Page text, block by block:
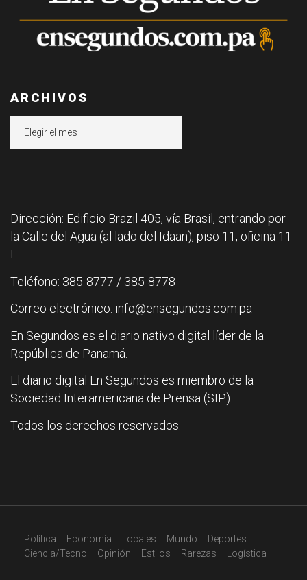
ARCHIVOS
Dirección: Edificio Brazil 405, vía Brasil, entrando por
la Calle del Agua (al lado del Idaan), piso 11, oficina 11
F.
Teléfono: 385-8777 / 385-8778
Correo electrónico: info@ensegundos.com.pa
En Segundos es el diario nativo digital líder de la
República de Panamá.
El diario digital En Segundos es miembro de la
Sociedad Interamericana de Prensa (SIP).
Todos los derechos reservados.
Política Economía Locales Mundo
Deportes
Ciencia/Tecno
Opinión Estilos Rarezas Logística